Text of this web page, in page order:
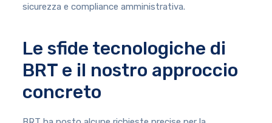
sicurezza e compliance amministrativa.
Le sfide tecnologiche di
BRT e il nostro approccio
concreto